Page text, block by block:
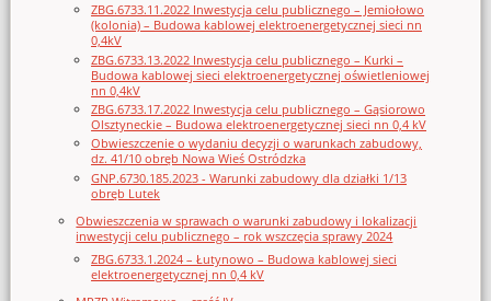
ZBG.6733.11.2022 Inwestycja celu publicznego – Jemiołowo
(kolonia) – Budowa kablowej elektroenergetycznej sieci nn
0,4kV
ZBG.6733.13.2022 Inwestycja celu publicznego – Kurki –
Budowa kablowej sieci elektroenergetycznej oświetleniowej
nn 0,4kV
ZBG.6733.17.2022 Inwestycja celu publicznego – Gąsiorowo
Olsztyneckie – Budowa elektroenergetycznej sieci nn 0,4 kV
Obwieszczenie o wydaniu decyzji o warunkach zabudowy,
dz. 41/10 obręb Nowa Wieś Ostródzka
GNP.6730.185.2023 - Warunki zabudowy dla działki 1/13
obręb Lutek
Obwieszczenia w sprawach o warunki zabudowy i lokalizacji
inwestycji celu publicznego – rok wszczęcia sprawy 2024
ZBG.6733.1.2024 – Łutynowo – Budowa kablowej sieci
elektroenergetycznej nn 0,4 kV